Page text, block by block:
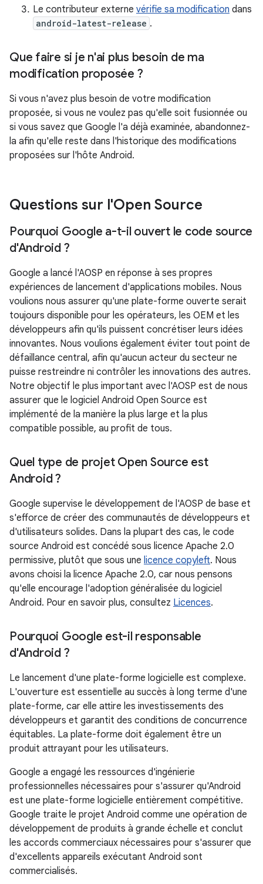
Le contributeur externe vérifie sa modification dans
android-latest-release .
Que faire si je n'ai plus besoin de ma
modification proposée ?
Si vous n'avez plus besoin de votre modification
proposée, si vous ne voulez pas qu'elle soit fusionnée ou
si vous savez que Google l'a déjà examinée, abandonnez-
la afin qu'elle reste dans l'historique des modifications
proposées sur l'hôte Android.
Questions sur l'Open Source
Pourquoi Google a-t-il ouvert le code source
d'Android ?
Google a lancé l'AOSP en réponse à ses propres
expériences de lancement d'applications mobiles. Nous
voulions nous assurer qu'une plate-forme ouverte serait
toujours disponible pour les opérateurs, les OEM et les
développeurs afin qu'ils puissent concrétiser leurs idées
innovantes. Nous voulions également éviter tout point de
défaillance central, afin qu'aucun acteur du secteur ne
puisse restreindre ni contrôler les innovations des autres.
Notre objectif le plus important avec l'AOSP est de nous
assurer que le logiciel Android Open Source est
implémenté de la manière la plus large et la plus
compatible possible, au profit de tous.
Quel type de projet Open Source est
Android ?
Google supervise le développement de l'AOSP de base et
s'efforce de créer des communautés de développeurs et
d'utilisateurs solides. Dans la plupart des cas, le code
source Android est concédé sous licence Apache 2.0
permissive, plutôt que sous une licence copyleft. Nous
avons choisi la licence Apache 2.0, car nous pensons
qu'elle encourage l'adoption généralisée du logiciel
Android. Pour en savoir plus, consultez Licences.
Pourquoi Google est-il responsable
d'Android ?
Le lancement d'une plate-forme logicielle est complexe.
L'ouverture est essentielle au succès à long terme d'une
plate-forme, car elle attire les investissements des
développeurs et garantit des conditions de concurrence
équitables. La plate-forme doit également être un
produit attrayant pour les utilisateurs.
Google a engagé les ressources d'ingénierie
professionnelles nécessaires pour s'assurer qu'Android
est une plate-forme logicielle entièrement compétitive.
Google traite le projet Android comme une opération de
développement de produits à grande échelle et conclut
les accords commerciaux nécessaires pour s'assurer que
d'excellents appareils exécutant Android sont
commercialisés.